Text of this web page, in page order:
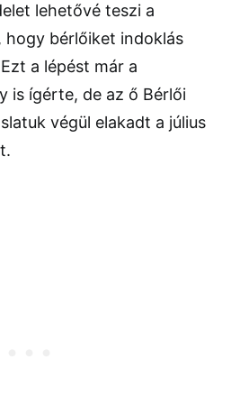
lehetővé teszi a
hogy bérlőiket indoklás
a lépést már a
is ígérte, de az ő Bérlői
végül elakadt a július